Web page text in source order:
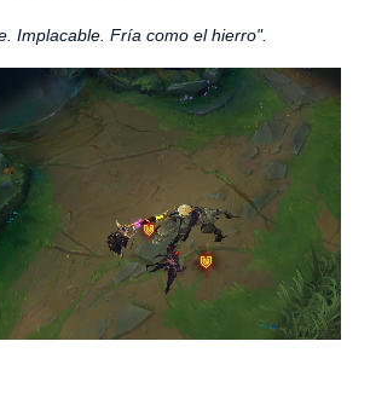
Implacable. Fría como el hierro".